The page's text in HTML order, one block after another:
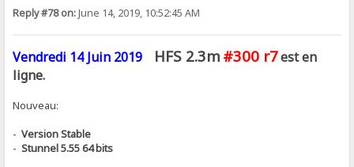
Reply #78 on:June 14, 2019, 10:52:45 AM
Vendredi 14 Juin 2019 HFS 2.3m #300 r7est en
ligne.
Nouveau:
-Version Stable
-Stunnel 5.55 64 bits